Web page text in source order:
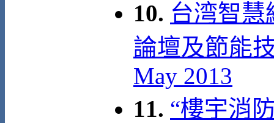
10. 台湾智
論壇及節能
May 2013
11. “樓宇消